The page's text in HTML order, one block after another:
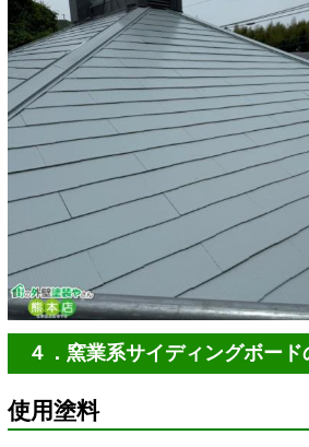
４．窯業系サイディングボー
使用塗料